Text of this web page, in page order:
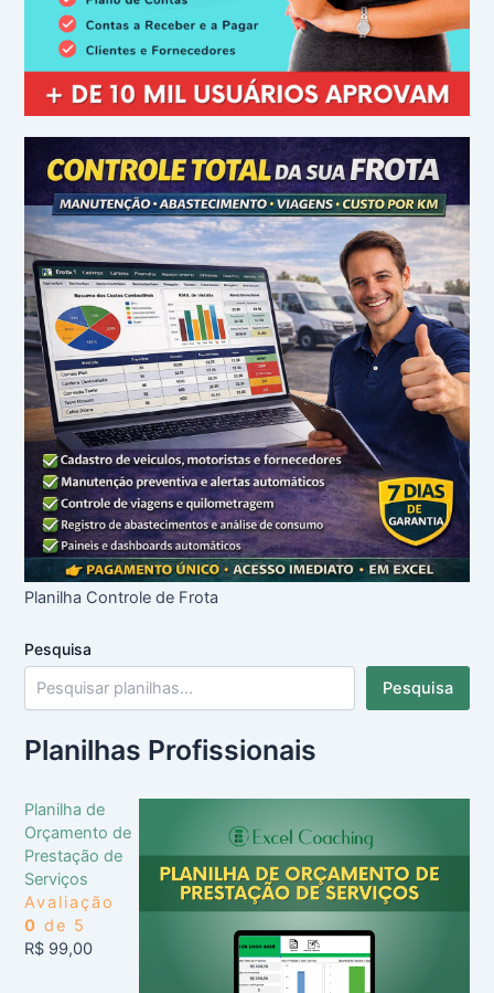
Planilha Controle de Frota
Pesquisa
Pesquisa
Planilhas Profissionais
Planilha de
Orçamento de
Prestação de
Serviços
Avaliação
0 de 5
R$ 99,00